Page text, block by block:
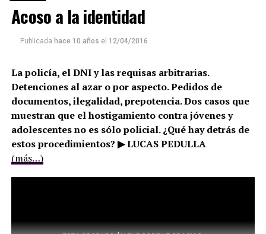
Acoso a la identidad
Publicada hace 10 años el 12/04/2016
La policía, el DNI y las requisas arbitrarias.
Detenciones al azar o por aspecto. Pedidos de
documentos, ilegalidad, prepotencia. Dos casos que
muestran que el hostigamiento contra jóvenes y
adolescentes no es sólo policial. ¿Qué hay detrás de
estos procedimientos? ▶ LUCAS PEDULLA
(más…)